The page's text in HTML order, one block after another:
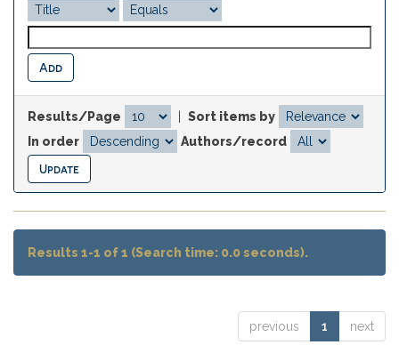
Results/Page
Sort items by
In order
Authors/record
Results 1-1 of 1 (Search time: 0.0 seconds).
previous 1 next